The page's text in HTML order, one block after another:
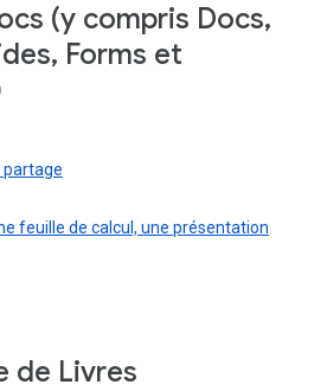
(y compris Docs,
Forms et
partage
feuille de calcul, une présentation
de Livres